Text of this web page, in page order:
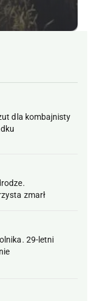
dla kombajnisty
zmarł
29-letni